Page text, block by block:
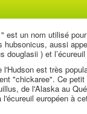
est un nom utilisé
hubsonicus, aussi
douglasii ) et
l'Hudson est très
"chickaree". Ce
de l'Alaska au
l'écureuil européen à